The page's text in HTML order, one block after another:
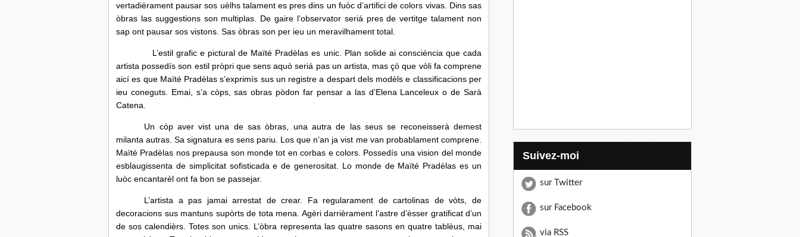
vertadièrament pausar sos uèlhs talament es pres dins un fuòc d’artifici de colors vivas. Dins sas
òbras las suggestions son multiplas. De gaire l’observator seriá pres de vertitge talament non
sap ont pausar sos vistons. Sas òbras son per ieu un meravilhament total.
L’estil grafic e pictural de Maïté Pradèlas es unic. Plan solide ai consciéncia que cada
artista possedís son estil pròpri que sens aquò seriá pas un artista, mas çò que vòli fa comprene
aicí es que Maïté Pradèlas s’exprimís sus un registre a despart dels modèls e classificacions per
ieu coneguts. Emai, s’a còps, sas obras pòdon far pensar a las d’Elena Lanceleux o de Sarà
Catena.
Un còp aver vist una de sas òbras, una autra de las seus se reconeisserà demest
milanta autras. Sa signatura es sens pariu. Los que n’an ja vist me van probablament comprene.
Maïté Pradèlas nos prepausa son monde tot en corbas e colors. Possedís una vision del monde
esblaugissenta de simplicitat sofisticada e de generositat. Lo monde de Maïté Pradèlas es un
luòc encantarèl ont fa bon se passejar.
L’artista a pas jamai arrestat de crear. Fa regularament de cartolinas de vòts, de
decoracions sus mantuns supòrts de tota mena. Agèri darrièrament l’astre d’èsser gratificat d’un
de sos calendièrs. Totes son unics. L’òbra representa las quatre sasons en quatre tablèus, mai
Suivez-moi
sur Twitter
sur Facebook
via RSS